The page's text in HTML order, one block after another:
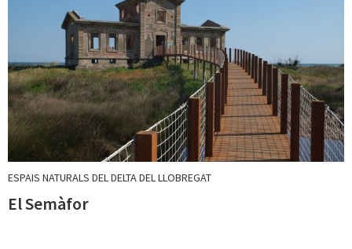
ESPAIS NATURALS DEL DELTA DEL LLOBREGAT
El Semàfor